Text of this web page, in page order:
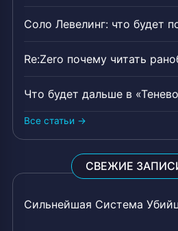
Соло Левелинг: что будет
Re:Zero почему читать
Что будет дальше в
Все статьи →
СВЕЖИЕ
Сильнейшая Система